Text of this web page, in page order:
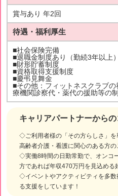
キャリアパートナーからの
◇ご利用者様の「その方らしさ」を
高齢者介護・看護に関心のある方
◇実働8時間の日勤常勤で、オンコ
方であれば年収470万円を見込める
◇イベントやアクティビティを多
る支援をしています！
賞与あり 年2回
待遇・福利厚生
■社会保険完備
■退職金制度あり（勤続3年以上）
■財形貯蓄制度
■資格取得支援制度
■慶弔見舞金
■その他：フィットネスクラブ
療機関診察代・薬代の援助等の